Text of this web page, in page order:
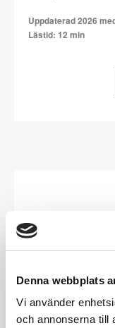
Denna webbplats
Vi använder
och annonserna till
Uppdaterad 2026
Lästid: 12 min